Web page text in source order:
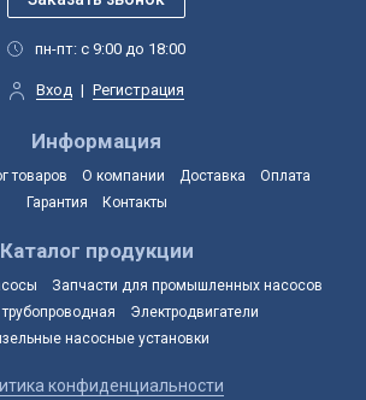
пн-пт: с 9:00 до 18:00
Вход | Регистрация
Информация
товаров О компании Доставка
Оплата
Гарантия
Контакты
Каталог продукции
Запчасти для промышленных насосов
Электродвигатели
насосные установки
конфиденциальности